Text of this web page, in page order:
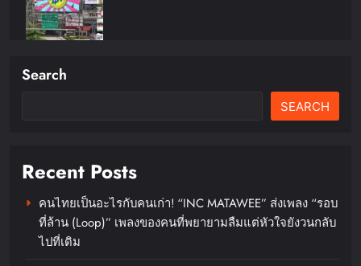
BamBam ถ่ายทอดภาพลักษณ์ใหม่
ผ่านเครือข่ายสื่อ OOH ในระบบ
chillandfin
Search
SEARCH
Recent Posts
คนไทยเป็นอะไรกับคนเก่า! “INC MATAWEE” ส่งเพลง “รอบ
ที่ล้าน (Loop)” เพลงของคนที่พยายามลืมแต่หัวใจยังวนกลับ
ไปที่เดิม